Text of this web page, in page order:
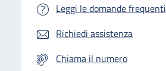
Leggi le domande frequenti
Richiedi assistenza
Chiama il numero